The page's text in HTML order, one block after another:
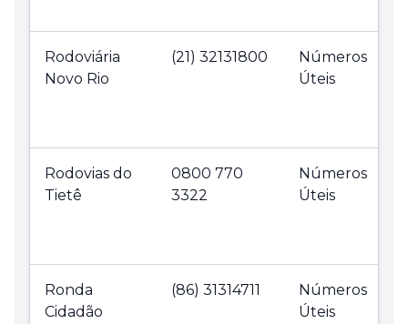
Rodoviária
Novo Rio
(21) 32131800
Números
Úteis
Rodovias do
Tietê
0800 770
3322
Números
Úteis
Ronda
Cidadão
(86) 31314711
Números
Úteis